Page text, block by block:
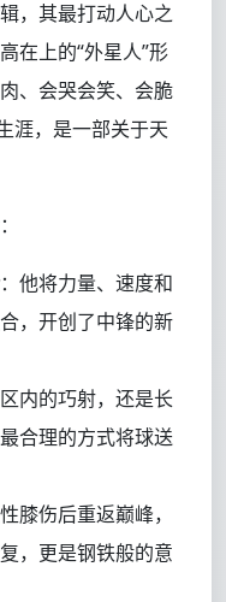
，其最打动人心之
在上的“外星人”形
、会哭会笑、会脆
涯，是一部关于天
：他将力量、速度和
，开创了中锋的新
内的巧射，还是长
合理的方式将球送
膝伤后重返巅峰，
，更是钢铁般的意